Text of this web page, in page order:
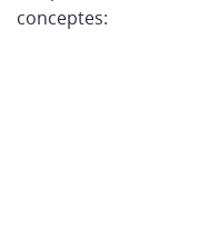
conceptes: